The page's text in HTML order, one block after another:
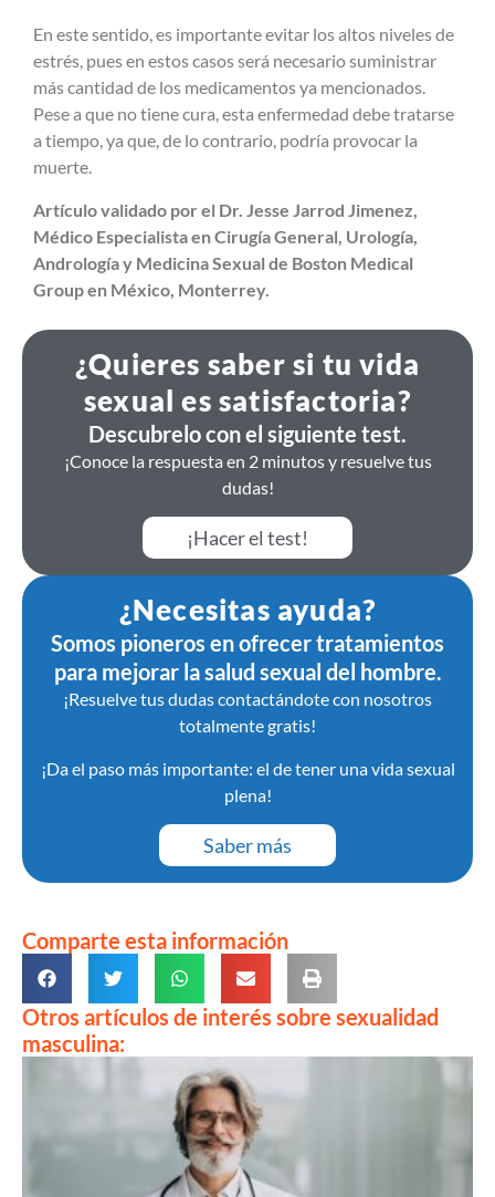
En este sentido, es importante evitar los altos niveles de
estrés, pues en estos casos será necesario suministrar
más cantidad de los medicamentos ya mencionados.
Pese a que no tiene cura, esta enfermedad debe tratarse
a tiempo, ya que, de lo contrario, podría provocar la
muerte.
Artículo validado por el Dr. Jesse Jarrod Jimenez,
Médico Especialista en Cirugía General, Urología,
Andrología y Medicina Sexual de Boston Medical
Group en México, Monterrey.
¿Quieres saber si tu vida
sexual es satisfactoria?
Descubrelo con el siguiente test.
¡Conoce la respuesta en 2 minutos y resuelve tus
dudas!
¡Hacer el test!
¿Necesitas ayuda?
Somos pioneros en ofrecer tratamientos
para mejorar la salud sexual del hombre.
¡Resuelve tus dudas contactándote con nosotros
totalmente gratis!
¡Da el paso más importante: el de tener una vida sexual
plena!
Saber más
Comparte esta información
Otros artículos de interés sobre sexualidad
masculina: